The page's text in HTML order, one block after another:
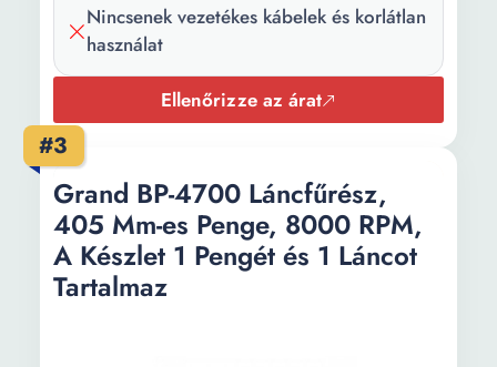
sebessége:
Akkumulátor
Akkumulátor
kapacitása:
Töltési idő:
75 min
Penge hossza:
250 mm
Nincsenek vezetékes kábelek és korlátlan
használat
Ellenőrizze az árat
#3
Grand BP-4700 Láncfűrész,
405 Mm-es Penge, 8000 RPM,
A Készlet 1 Pengét és 1 Láncot
Tartalmaz